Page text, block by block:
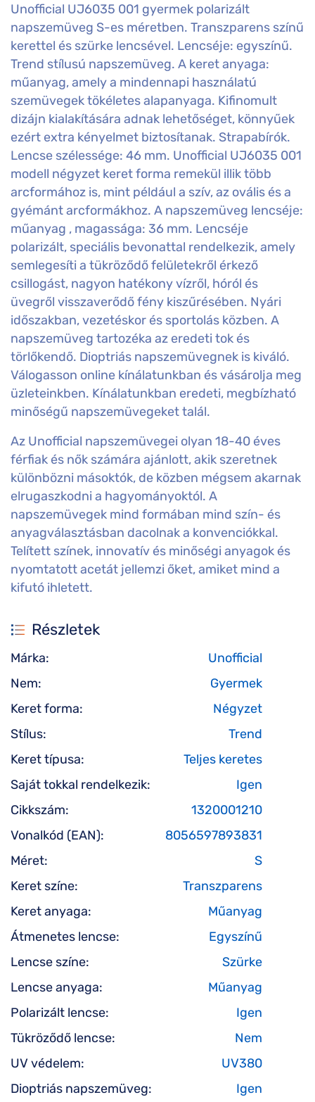
Unofficial UJ6035 001 gyermek polarizált
napszemüveg S-es méretben. Transzparens színű
kerettel és szürke lencsével. Lencséje: egyszínű.
Trend stílusú napszemüveg. A keret anyaga:
műanyag, amely a mindennapi használatú
szemüvegek tökéletes alapanyaga. Kifinomult
dizájn kialakítására adnak lehetőséget, könnyűek
ezért extra kényelmet biztosítanak. Strapabírók.
Lencse szélessége: 46 mm. Unofficial UJ6035 001
modell négyzet keret forma remekül illik több
arcformához is, mint például a szív, az ovális és a
gyémánt arcformákhoz. A napszemüveg lencséje:
műanyag , magassága: 36 mm. Lencséje
polarizált, speciális bevonattal rendelkezik, amely
semlegesíti a tükröződő felületekről érkező
csillogást, nagyon hatékony vízről, hóról és
üvegről visszaverődő fény kiszűrésében. Nyári
időszakban, vezetéskor és sportolás közben. A
napszemüveg tartozéka az eredeti tok és
törlőkendő. Dioptriás napszemüvegnek is kiváló.
Válogasson online kínálatunkban és vásárolja meg
üzleteinkben. Kínálatunkban eredeti, megbízható
minőségű napszemüvegeket talál.
Az Unofficial napszemüvegei olyan 18-40 éves
férfiak és nők számára ajánlott, akik szeretnek
különbözni másoktók, de közben mégsem akarnak
elrugaszkodni a hagyományoktól. A
napszemüvegek mind formában mind szín- és
anyagválasztásban dacolnak a konvenciókkal.
Telített színek, innovatív és minőségi anyagok és
nyomtatott acetát jellemzi őket, amiket mind a
kifutó ihletett.
Részletek
Márka:
Unofficial
Nem:
Gyermek
Keret forma:
Négyzet
Stílus:
Trend
Keret típusa:
Teljes keretes
Saját tokkal rendelkezik:
Igen
Cikkszám:
1320001210
Vonalkód (EAN):
8056597893831
Méret:
S
Keret színe:
Transzparens
Keret anyaga:
Műanyag
Átmenetes lencse:
Egyszínű
Lencse színe:
Szürke
Lencse anyaga:
Műanyag
Polarizált lencse:
Igen
Tükröződő lencse:
Nem
UV védelem:
UV380
Dioptriás napszemüveg:
Igen